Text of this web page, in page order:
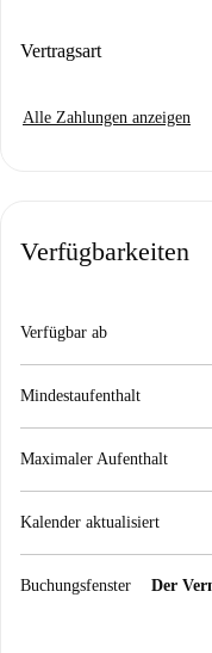
Vertragsart
Alle Zahlungen anzeigen
Verfügbarkeiten
Verfügbar ab
Mindestaufenthalt
Maximaler Aufenthalt
Kalender aktualisiert
Buchungsfenster
Der